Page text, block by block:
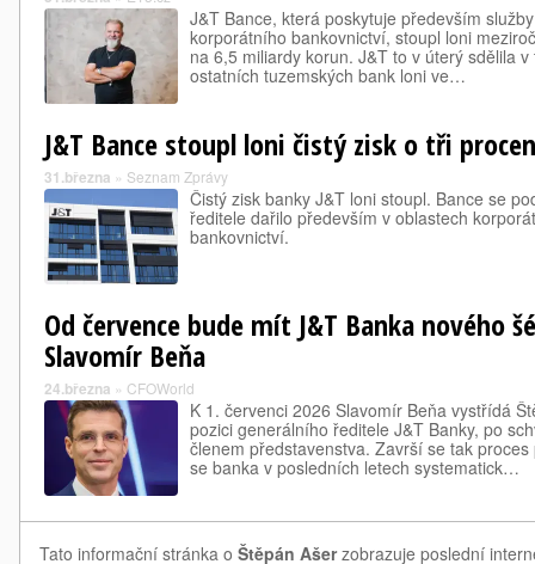
J&T Bance, která poskytuje především
korporátního bankovnictví, stoupl loni
na 6,5 miliardy korun. J&T to v úterý sdělila
ostatních tuzemských bank loni ve…
J&T Bance stoupl loni čistý zisk o tři
31.března » Seznam Zprávy
Čistý zisk banky J&T loni stoupl. Bance se
ředitele dařilo především v oblastech
bankovnictví.
Od července bude mít J&T Banka nového
Slavomír Beňa
24.března » CFOWorld
K 1. červenci 2026 Slavomír Beňa vystřídá
pozici generálního ředitele J&T Banky, po
členem představenstva. Završí se tak
se banka v posledních letech systematick…
Tato informační stránka o Štěpán Ašerzobrazuje poslední